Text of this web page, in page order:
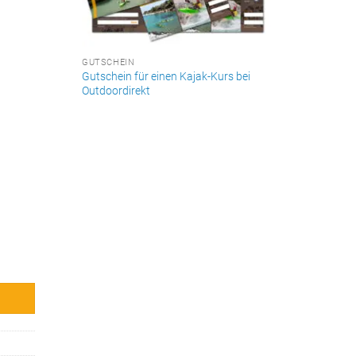
GUTSCHEIN
Gutschein für einen Kajak-Kurs bei
Outdoordirekt